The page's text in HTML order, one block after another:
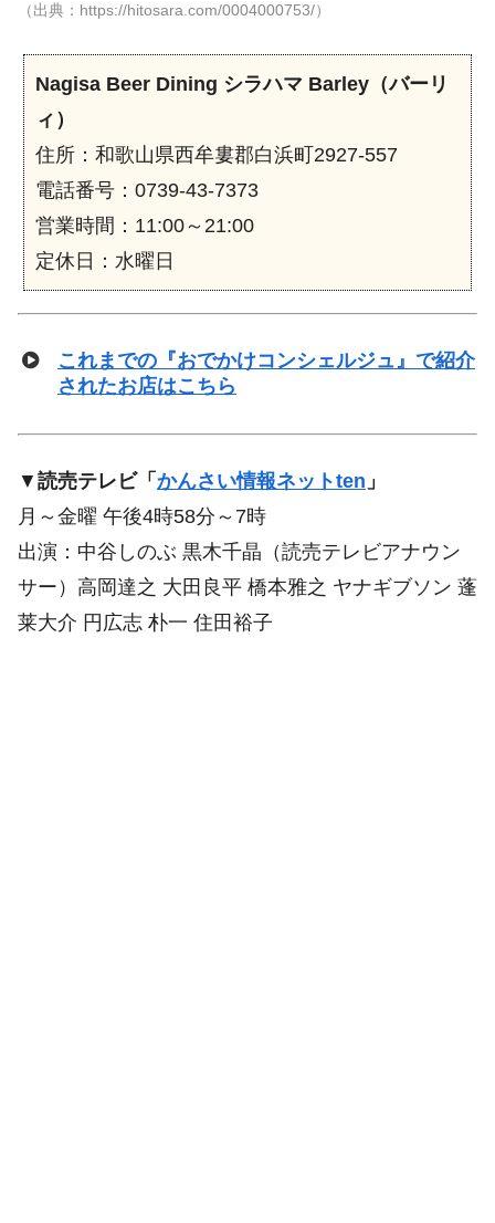
（出典：https://hitosara.com/0004000753/）
Nagisa Beer Dining シラハマ Barley（バーリ
ィ）
住所：和歌山県西牟婁郡白浜町2927-557
電話番号：0739-43-7373
営業時間：11:00～21:00
定休日：水曜日
これまでの『おでかけコンシェルジュ』で紹介
されたお店はこちら
▼ 読売テレビ「 かんさい情報ネットten 」
月～金曜 午後4時58分～7時
出演：中谷しのぶ 黒木千晶（読売テレビアナウン
サー）高岡達之 大田良平 橋本雅之 ヤナギブソン 蓬
莱大介 円広志 朴一 住田裕子